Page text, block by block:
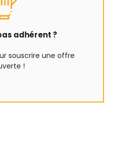
adhérent ?
souscrire une offre
!